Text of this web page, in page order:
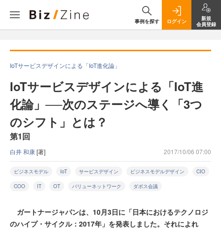
事例を探す ログイン
新規
会員登録
IoTサービスデザインによる「IoT進化論」
IoTサービスデザインによる「IoT進
化論」──次のステージへ導く「3つ
のシフト」とは？
第1回
白井 和康[著] 2017/10/06 07:00
ビジネスモデル IoT サービスデザイン ビジネスモデルデザイン CIO
COO IT OT バリューネットワーク ダボス会議
ガートナージャパンは、10月3日に「日本におけるテクノロジ
のハイプ・サイクル：2017年」を発表しました。それによれ